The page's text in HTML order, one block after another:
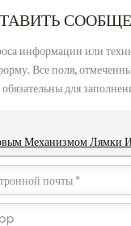
информации или
Все поля,
обязательны для
Механизмом Лямки